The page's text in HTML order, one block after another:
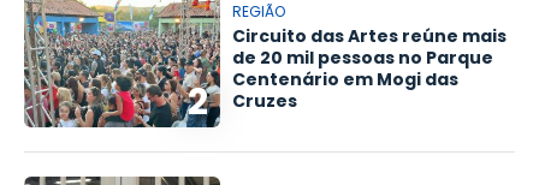
2
REGIÃO
Circuito das Artes reúne mais
de 20 mil pessoas no Parque
Centenário em Mogi das
Cruzes